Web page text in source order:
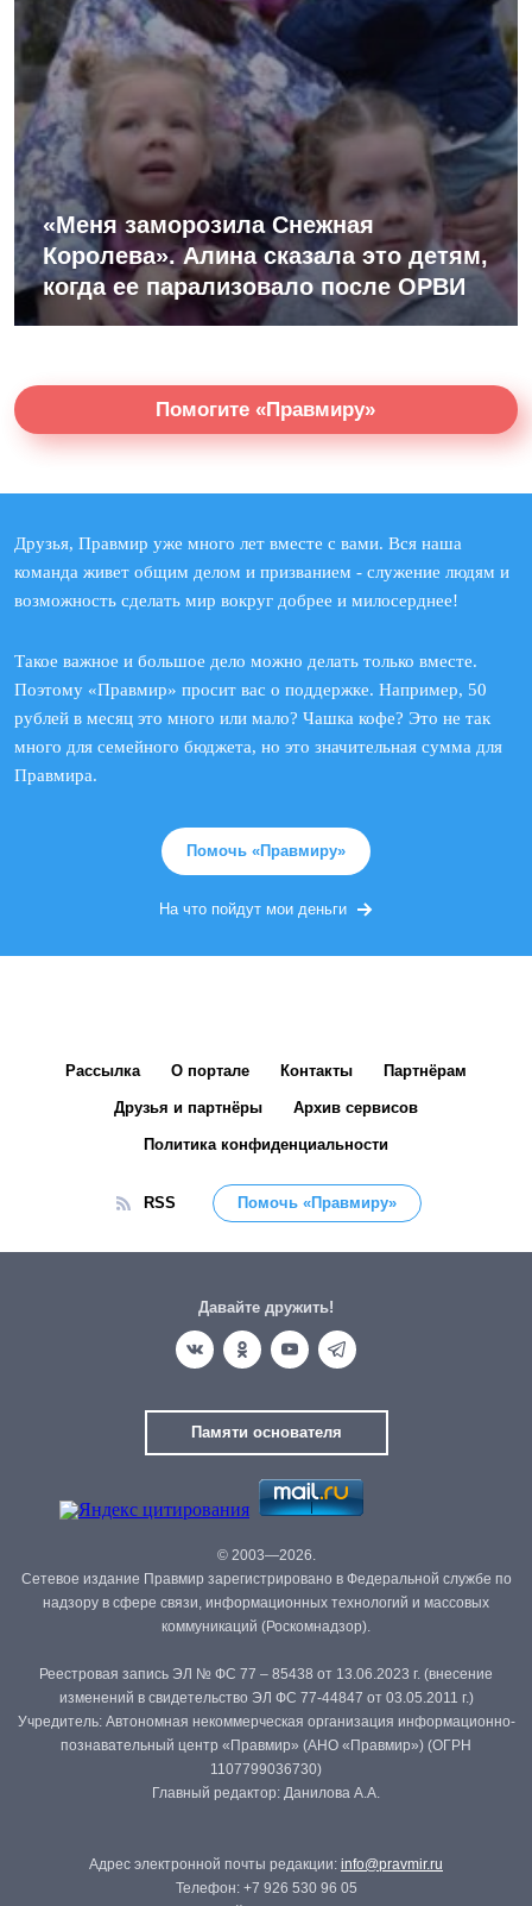
«Меня заморозила Снежная
Королева». Алина сказала это детям,
когда ее парализовало после ОРВИ
Помогите «Правмиру»
Друзья, Правмир уже много лет вместе с вами. Вся наша
команда живет общим делом и призванием - служение людям и
возможность сделать мир вокруг добрее и милосерднее!
Такое важное и большое дело можно делать только вместе.
Поэтому «Правмир» просит вас о поддержке. Например, 50
рублей в месяц это много или мало? Чашка кофе? Это не так
много для семейного бюджета, но это значительная сумма для
Правмира.
Помочь «Правмиру»
На что пойдут мои деньги
Рассылка О портале Контакты Партнёрам
Друзья и партнёры Архив сервисов
Политика конфиденциальности
RSS Помочь «Правмиру»
Давайте дружить!
Памяти основателя
© 2003—2026.
Сетевое издание Правмир зарегистрировано в Федеральной службе по
надзору в сфере связи, информационных технологий и массовых
коммуникаций (Роскомнадзор).
Реестровая запись ЭЛ № ФС 77 – 85438 от 13.06.2023 г. (внесение
изменений в свидетельство ЭЛ ФС 77-44847 от 03.05.2011 г.)
Учредитель: Автономная некоммерческая организация информационно-
познавательный центр «Правмир» (АНО «Правмир») (ОГРН
1107799036730)
Главный редактор: Данилова А.А.
Адрес электронной почты редакции: info@pravmir.ru
Телефон: +7 926 530 96 05